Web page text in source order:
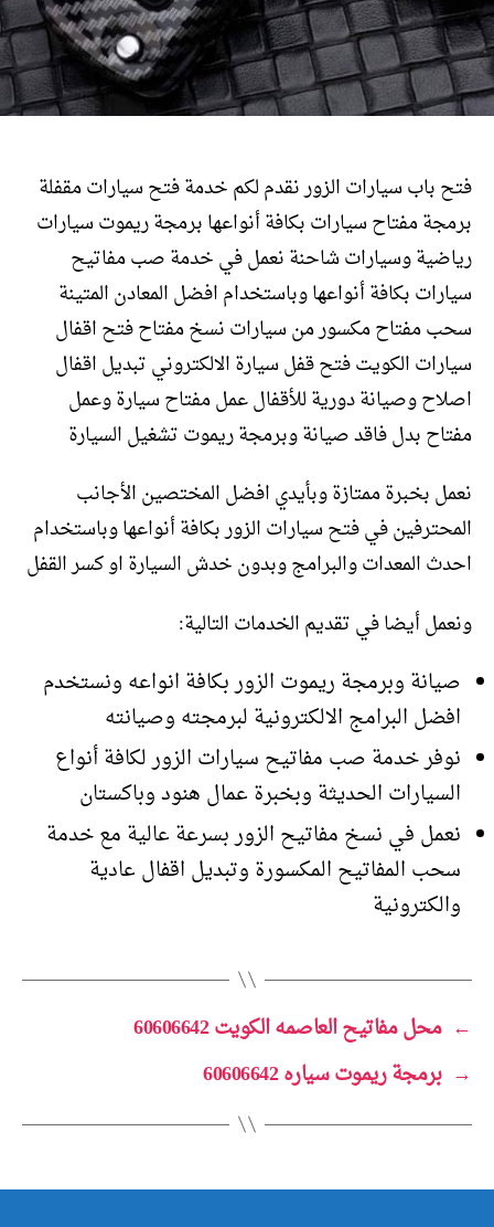
فتح باب سيارات الزور نقدم لكم خدمة فتح سيارات مقفلة
برمجة مفتاح سيارات بكافة أنواعها برمجة ريموت سيارات
رياضية وسيارات شاحنة نعمل في خدمة صب مفاتيح
سيارات بكافة أنواعها وباستخدام افضل المعادن المتينة
سحب مفتاح مكسور من سيارات نسخ مفتاح فتح اقفال
سيارات الكويت فتح قفل سيارة الالكتروني تبديل اقفال
اصلاح وصيانة دورية للأقفال عمل مفتاح سيارة وعمل
مفتاح بدل فاقد صيانة وبرمجة ريموت تشغيل السيارة
نعمل بخبرة ممتازة وبأيدي افضل المختصين الأجانب
المحترفين في فتح سيارات الزور بكافة أنواعها وباستخدام
احدث المعدات والبرامج وبدون خدش السيارة او كسر القفل
ونعمل أيضا في تقديم الخدمات التالية:
صيانة وبرمجة ريموت الزور بكافة انواعه ونستخدم
افضل البرامج الالكترونية لبرمجته وصيانته
نوفر خدمة صب مفاتيح سيارات الزور لكافة أنواع
السيارات الحديثة وبخبرة عمال هنود وباكستان
نعمل في نسخ مفاتيح الزور بسرعة عالية مع خدمة
سحب المفاتيح المكسورة وتبديل اقفال عادية
والكترونية
← محل مفاتيح العاصمه الكويت 60606642
→ برمجة ريموت سياره 60606642